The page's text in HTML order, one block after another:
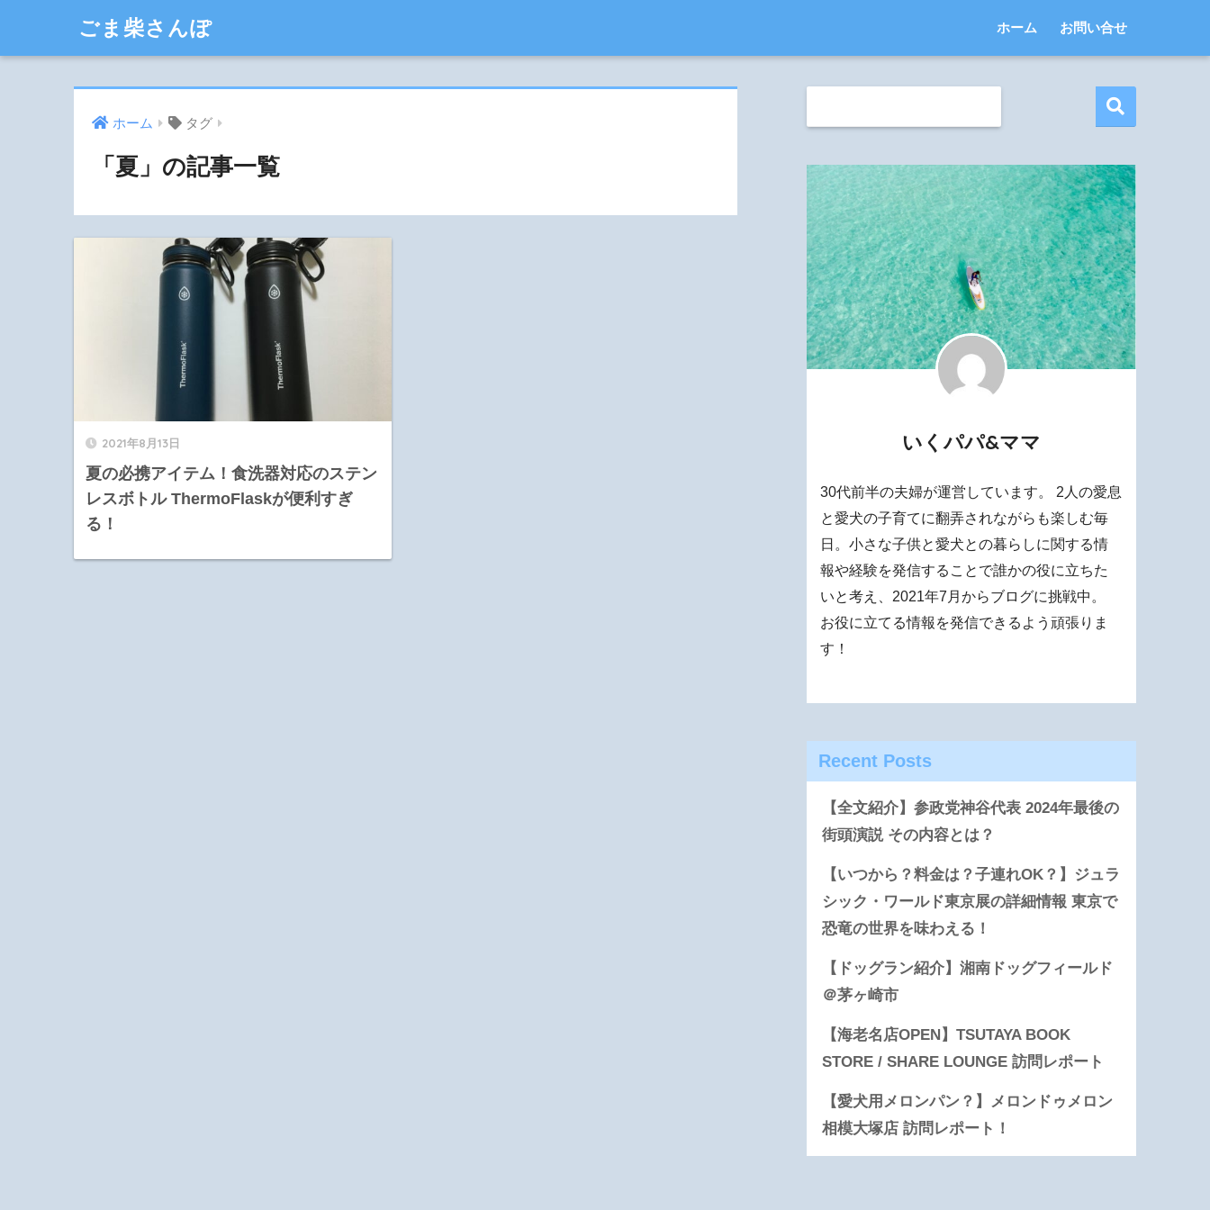
ごま柴さんぽ ホーム お問い合せ
ホーム タグ
「夏」の記事一覧
2021年8月13日
夏の必携アイテム！食洗器対応のステン
レスボトル ThermoFlaskが便利すぎ
る！
いくパパ&ママ
30代前半の夫婦が運営しています。 2人の愛息
と愛犬の子育てに翻弄されながらも楽しむ毎
日。小さな子供と愛犬との暮らしに関する情
報や経験を発信することで誰かの役に立ちた
いと考え、2021年7月からブログに挑戦中。
お役に立てる情報を発信できるよう頑張りま
す！
Recent Posts
【全文紹介】参政党神谷代表 2024年最後の
街頭演説 その内容とは？
【いつから？料金は？子連れOK？】ジュラ
シック・ワールド東京展の詳細情報 東京で
恐竜の世界を味わえる！
【ドッグラン紹介】湘南ドッグフィールド
＠茅ヶ崎市
【海老名店OPEN】TSUTAYA BOOK
STORE / SHARE LOUNGE 訪問レポート
【愛犬用メロンパン？】メロンドゥメロン
相模大塚店 訪問レポート！